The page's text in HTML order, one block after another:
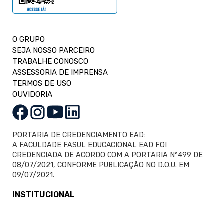
O GRUPO
SEJA NOSSO PARCEIRO
TRABALHE CONOSCO
ASSESSORIA DE IMPRENSA
TERMOS DE USO
OUVIDORIA
PORTARIA DE CREDENCIAMENTO EAD:
A FACULDADE FASUL EDUCACIONAL EAD FOI
CREDENCIADA DE ACORDO COM A PORTARIA Nº499 DE
08/07/2021, CONFORME PUBLICAÇÃO NO D.O.U. EM
09/07/2021.
INSTITUCIONAL